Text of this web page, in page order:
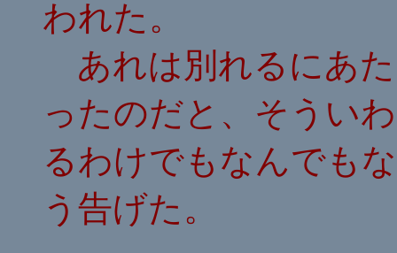
われた。
あれは別れるにあ
ったのだと、そうい
るわけでもなんでも
う告げた。